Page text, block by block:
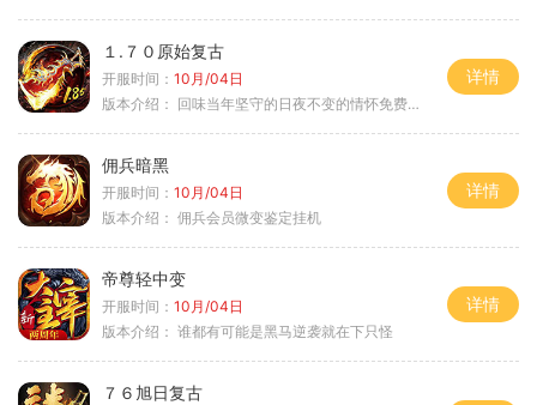
１.７０原始复古
开服时间： 10月/04日
版本介绍： 回味当年坚守的日夜不变的情怀免费绿色
详情
佣兵暗黑
开服时间： 10月/04日
版本介绍： 佣兵会员微变鉴定挂机
详情
帝尊轻中变
开服时间： 10月/04日
版本介绍： 谁都有可能是黑马逆袭就在下只怪
详情
７６旭日复古